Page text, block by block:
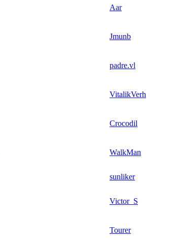
Aar
Jmunb
padre.vl
VitalikVerh
Crocodil
WalkMan
sunliker
Victor_S
Tourer